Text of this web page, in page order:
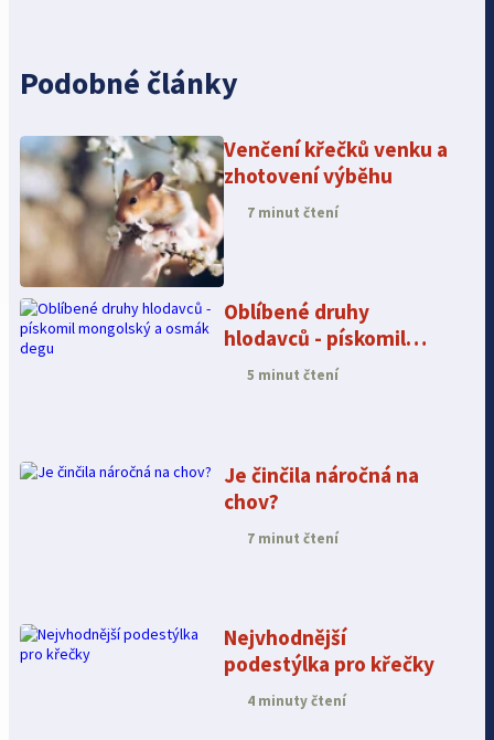
Podobné články
Venčení křečků venku a
zhotovení výběhu
7 minut čtení
Oblíbené druhy
hlodavců - pískomil
mongolský a osmák
5 minut čtení
Je činčila náročná na
chov?
7 minut čtení
Nejvhodnější
podestýlka pro křečky
4 minuty čtení